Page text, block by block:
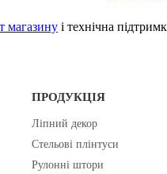
магазину і технічна
ПРОДУКЦІЯ
Ліпний декор
Стельові плінтуси
Рулонні штори